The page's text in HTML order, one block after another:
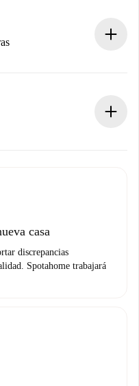
ningún cargo y te
casa
discrepancias
Spotahome trabajará